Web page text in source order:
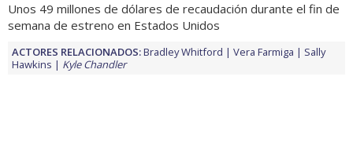
Unos 49 millones de dólares de recaudación durante el fin de
semana de estreno en Estados Unidos
ACTORES RELACIONADOS:Bradley Whitford Vera Farmiga
Sally
Hawkins
Kyle Chandler